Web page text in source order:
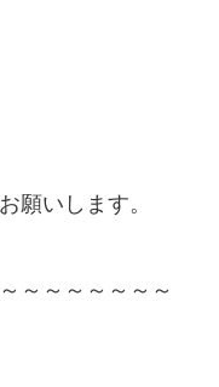
願いします。
～～～～～～～